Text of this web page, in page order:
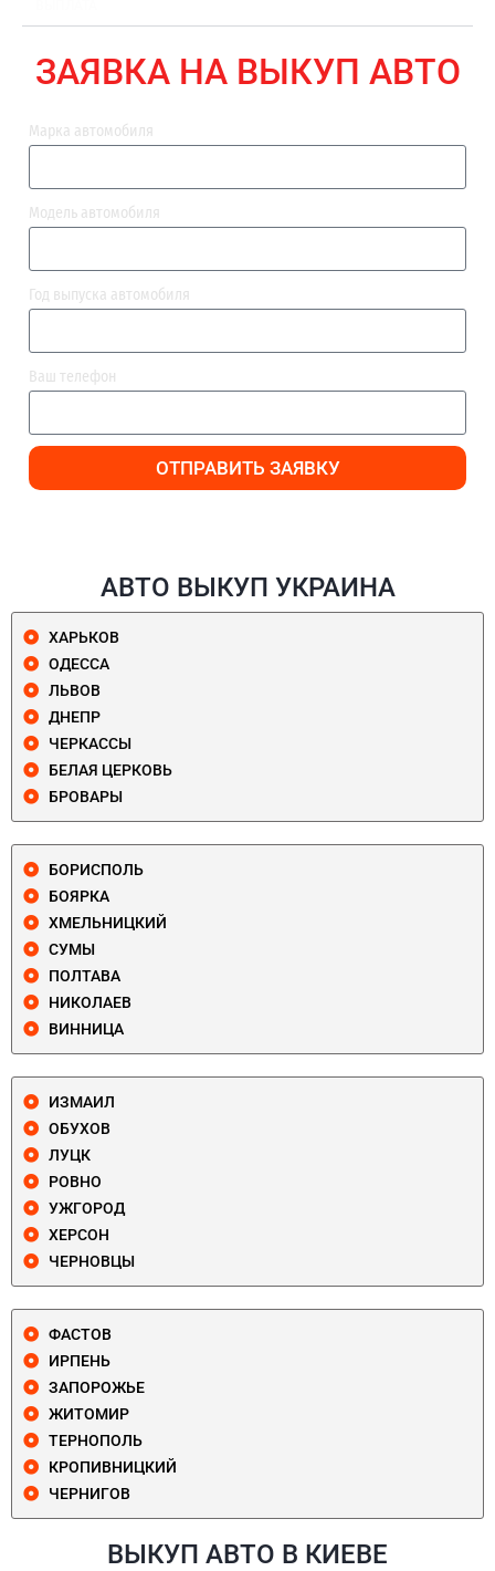
ЗАЯВКА НА ВЫКУП АВТО
Марка автомобиля
Модель автомобиля
Год выпуска автомобиля
Ваш телефон
ОТПРАВИТЬ ЗАЯВКУ
АВТО ВЫКУП УКРАИНА
ХАРЬКОВ
ОДЕССА
ЛЬВОВ
ДНЕПР
ЧЕРКАССЫ
БЕЛАЯ ЦЕРКОВЬ
БРОВАРЫ
БОРИСПОЛЬ
БОЯРКА
ХМЕЛЬНИЦКИЙ
СУМЫ
ПОЛТАВА
НИКОЛАЕВ
ВИННИЦА
ИЗМАИЛ
ОБУХОВ
ЛУЦК
РОВНО
УЖГОРОД
ХЕРСОН
ЧЕРНОВЦЫ
ФАСТОВ
ИРПЕНЬ
ЗАПОРОЖЬЕ
ЖИТОМИР
ТЕРНОПОЛЬ
КРОПИВНИЦКИЙ
ЧЕРНИГОВ
ВЫКУП АВТО В КИЕВЕ